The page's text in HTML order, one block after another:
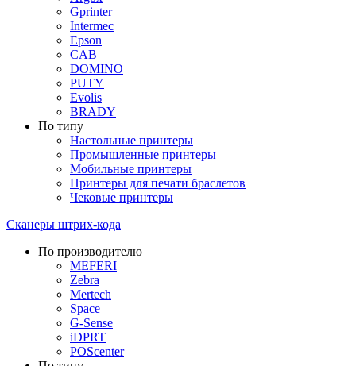
Gprinter
Intermec
Epson
CAB
DOMINO
PUTY
Evolis
BRADY
По типу
Настольные принтеры
Промышленные принтеры
Мобильные принтеры
Принтеры для печати браслетов
Чековые принтеры
Сканеры штрих-кода
По производителю
MEFERI
Zebra
Mertech
Space
G-Sense
iDPRT
POScenter